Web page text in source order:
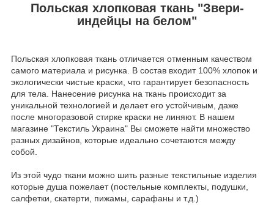
Польская хлопковая ткань "Звери-
индейцы на белом"
Польская хлопковая ткань отличается отменным качеством
самого материала и рисунка. В состав входит 100% хлопок и
экологически чистые краски, что гарантирует безопасность
для тела. Нанесение рисунка на ткань происходит за
уникальной технологией и делает его устойчивым, даже
после многоразовой стирке краски не линяют. В нашем
магазине "Текстиль Украина" Вы сможете найти множество
разных дизайнов, которые идеально сочетаются между
собой.
Из этой чудо ткани можно шить разные текстильные изделия
которые душа пожелает (постельные комплекты, подушки,
салфетки, скатерти, пижамы, сарафаны и т.д.)